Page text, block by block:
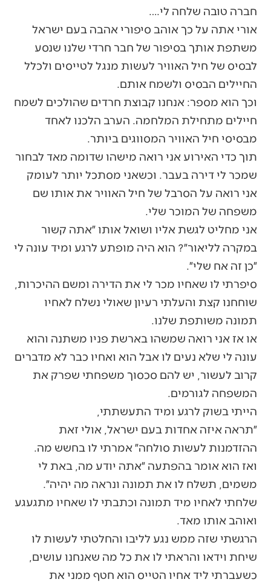
חברה טובה שלחה לי….
אורי אתה על כך אוהב סיפורי אהבה בעם ישראל
משתפת אותך בסיפור של חבר חרדי שלנו שנסע
לבסיס של חיל האוויר לעשות מנגל לטייסים ולכלל
החיילים הבסיס ולשמח אותם.
וכך הוא מספר: אנחנו קבוצת חרדים שהולכים לשמח
חיילים מתחילת המלחמה. הערב הלכנו לאחד
מבסיסי חיל האוויר המסווגים ביותר.
תוך כדי האירוע אני רואה מישהו שדומה מאד לבחור
שמכר לי דירה בעבר. וכשאני מסתכל יותר לעומק
אני רואה על הסרבל של חיל האוויר את אותו שם
משפחה של המוכר שלי.
אני מחליט לגשת אליו ושואל אותו ״אתה קשור
במקרה לליאור״? הוא היה מופתע לרגע ומיד עונה לי
״כן זה אח שלי״.
סיפרתי לו שאחיו מכר לי את הדירה ומשם ההיכרות,
שוחחנו קצת והעלתי רעיון שאולי נשלח לאחיו
תמונה משותפת שלנו.
או אז אני רואה שמשהו בארשת פניו משתנה והוא
עונה לי שלא נעים לו אבל הוא ואחיו כבר לא מדברים
קרוב לעשור, יש להם סכסוך משפחתי שפרק את
המשפחה לגורמים.
הייתי בשוק לרגע ומיד התעשתתי,
״תראה איזה אחדות בעם ישראל, אולי זאת
ההזדמנות לעשות סולחה״ אמרתי לו בחשש מה.
ואז הוא אומר בהפתעה ״אתה יודע מה, באת לי
משמים, תשלח לו את תמונה ונראה מה יהיה״.
שלחתי לאחיו מיד תמונה וכתבתי לו שאחיו מתגעגע
ואוהב אותו מאד.
הרגשתי שזה ממש נגע לליבו והחלטתי לעשות לו
שיחת וידאו והראתי לו את כל מה שאנחנו עושים,
כשעברתי ליד אחיו הטייס הוא חטף ממני את